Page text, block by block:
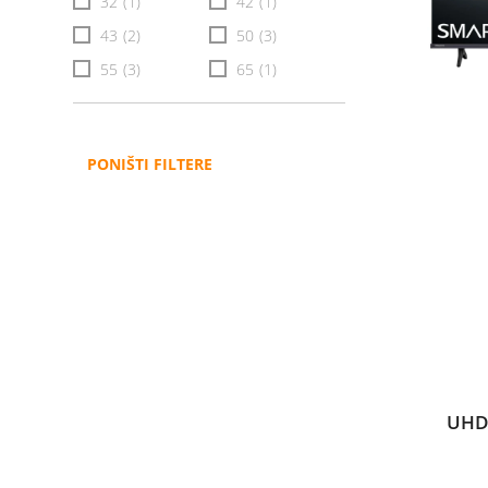
43 (2) 50 (3)
55 (3) 65 (1)
PONIŠTI FILTERE